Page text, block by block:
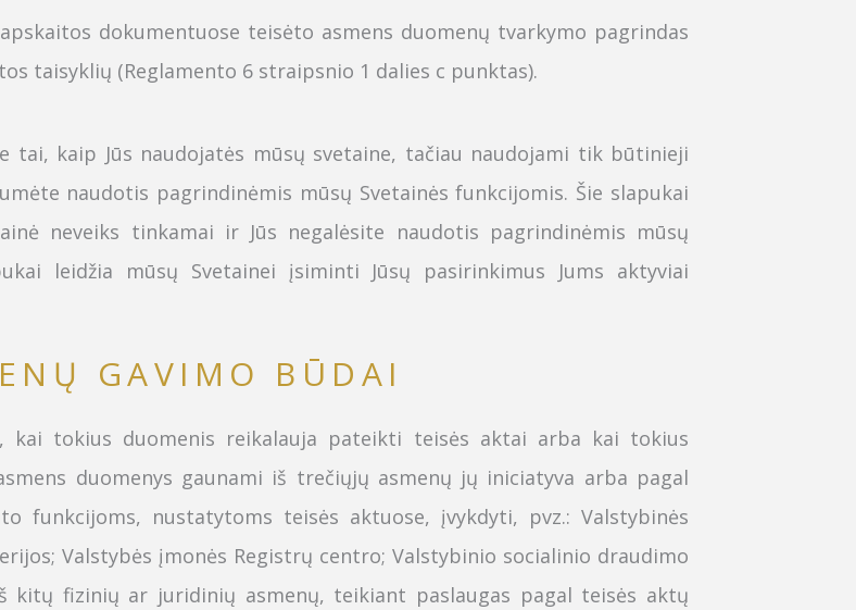
dokumentuose teisėto asmens duomenų tvarkymo pagrindas
taisyklių (Reglamento 6 straipsnio 1 dalies c punktas).
tai, kaip Jūs naudojatės mūsų svetaine, tačiau naudojami tik būtinieji
naudotis pagrindinėmis mūsų Svetainės funkcijomis. Šie slapukai
neveiks tinkamai ir Jūs negalėsite naudotis pagrindinėmis mūsų
leidžia mūsų Svetainei įsiminti Jūsų pasirinkimus Jums aktyviai
GAVIMO BŪDAI
kai tokius duomenis reikalauja pateikti teisės aktai arba kai tokius
duomenys gaunami iš trečiųjų asmenų jų iniciatyva arba pagal
funkcijoms, nustatytoms teisės aktuose, įvykdyti, pvz.: Valstybinės
Valstybės įmonės Registrų centro; Valstybinio socialinio draudimo
kitų fizinių ar juridinių asmenų, teikiant paslaugas pagal teisės aktų